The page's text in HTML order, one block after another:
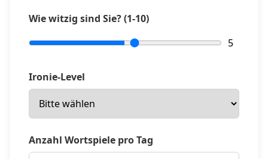
Wie witzig sind Sie? (1-10)
5
Ironie-Level
Anzahl Wortspiele pro Tag